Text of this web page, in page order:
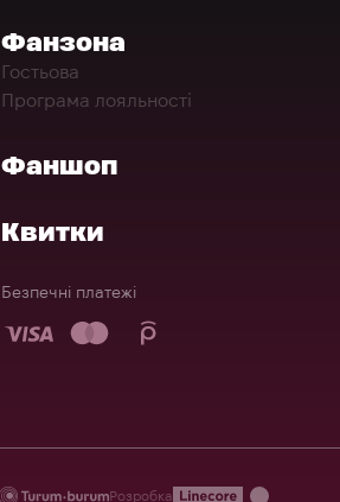
Фанзона
Гостьова
Програма лояльності
Фаншоп
Квитки
Безпечні платежі
Розробка